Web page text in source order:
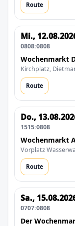
Route
Mi.,
0808:0808
Wochenmarkt
Kirchplatz,
Route
Do.,
1515:0808
Wochenmarkt
Vorplatz
Route
Sa.,
0707:0808
Der